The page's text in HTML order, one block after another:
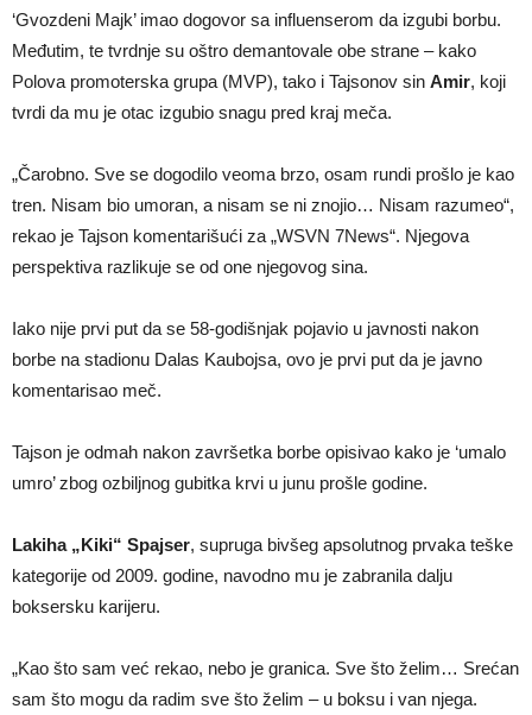
zatvora
Jake Paul kreće u rušenje UFC-a
Mudrik se vratio na teren nakon više od 600 dana. Odmah ide na
posudbu?
Real Madrid odlučio: Endrick ide u Premier ligu!
‘Gvozdeni Majk’ imao dogovor sa influenserom da izgubi borbu.
Međutim, te tvrdnje su oštro demantovale obe strane – kako
Polova promoterska grupa (MVP), tako i Tajsonov sin Amir, koji
tvrdi da mu je otac izgubio snagu pred kraj meča.
„Čarobno. Sve se dogodilo veoma brzo, osam rundi prošlo je kao
tren. Nisam bio umoran, a nisam se ni znojio… Nisam razumeo“,
rekao je Tajson komentarišući za „WSVN 7News“. Njegova
perspektiva razlikuje se od one njegovog sina.
Iako nije prvi put da se 58-godišnjak pojavio u javnosti nakon
borbe na stadionu Dalas Kaubojsa, ovo je prvi put da je javno
komentarisao meč.
Tajson je odmah nakon završetka borbe opisivao kako je ‘umalo
umro’ zbog ozbiljnog gubitka krvi u junu prošle godine.
Lakiha „Kiki“ Spajser, supruga bivšeg apsolutnog prvaka teške
kategorije od 2009. godine, navodno mu je zabranila dalju
boksersku karijeru.
„Kao što sam već rekao, nebo je granica. Sve što želim… Srećan
sam što mogu da radim sve što želim – u boksu i van njega.